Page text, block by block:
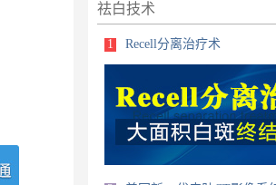
祛白技术
1 Recell分离治疗术
美国新一代皮肤CT影像系统